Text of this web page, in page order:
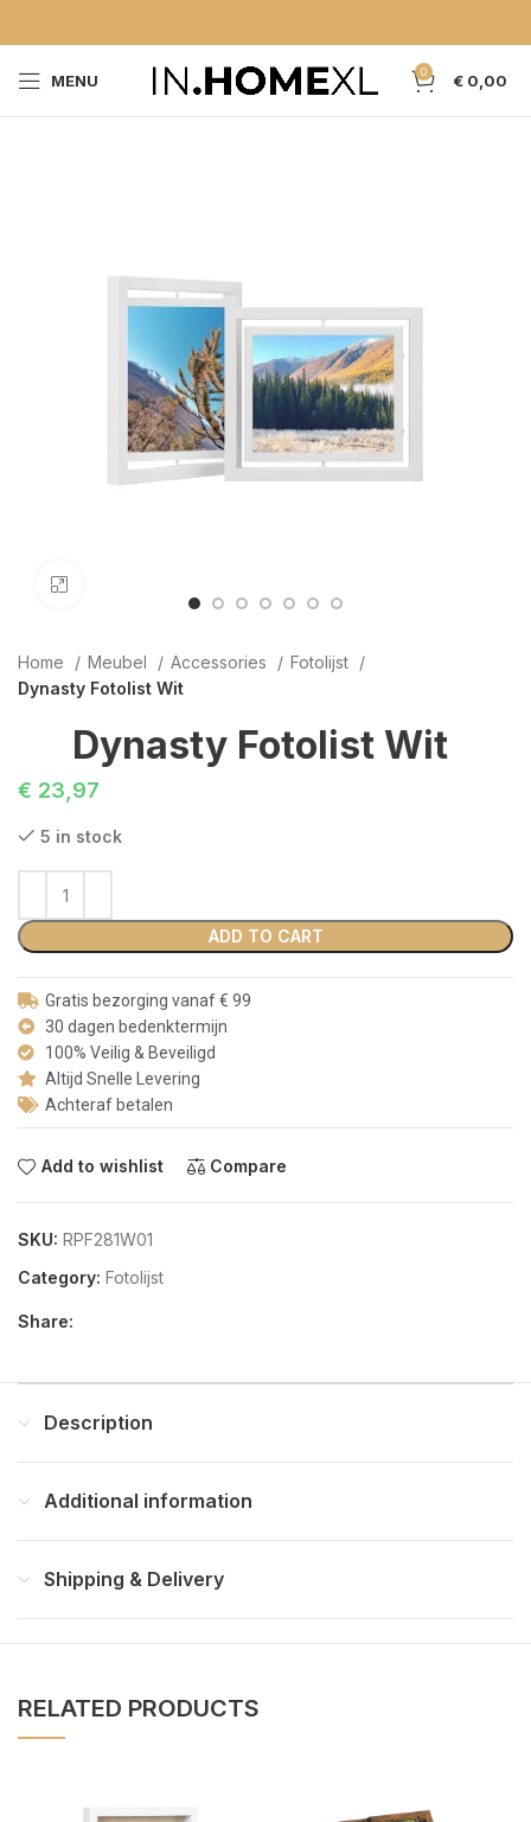
MENU 0 € 0,00
Home Meubel Accessories
Fotolijst
Dynasty Fotolist Wit
Dynasty Fotolist Wit
€ 23,97
5 in stock
ADD TO CART
Gratis bezorging vanaf € 99
30 dagen bedenktermijn
100% Veilig & Beveiligd
Altijd Snelle Levering
Achteraf betalen
Add to wishlist Compare
SKU: RPF281W01
Category: Fotolijst
Share:
Description
Additional information
Shipping & Delivery
RELATED PRODUCTS